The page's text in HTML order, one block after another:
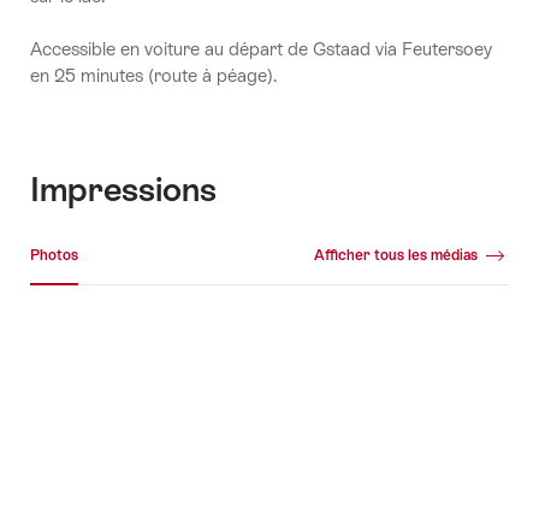
Accessible en voiture au départ de Gstaad via Feutersoey
en 25 minutes (route à péage).
Impressions
Photos Afficher tous les médias